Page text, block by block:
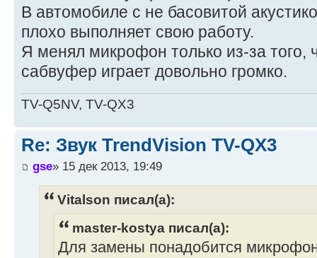
В автомобиле с не басовитой
плохо выполняет свою работу.
Я менял микрофон только из-за того,
сабвуфер играет довольно громко.
TV-Q5NV, TV-QX3
Re: Звук TrendVision TV-QX3
gse» 15 дек 2013, 19:49
Vitalson писал(а):
master-kostya писал(а):
Для замены понадобится